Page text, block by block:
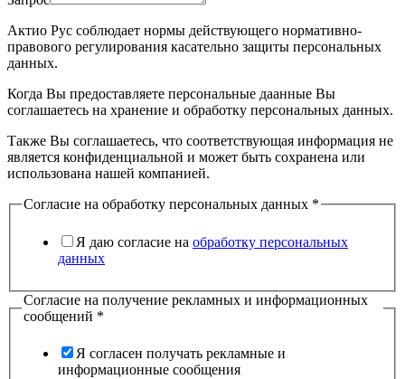
Актио Рус соблюдает нормы действующего нормативно-
правового регулирования касательно защиты персональных
данных.
Когда Вы предоставляете персональные даанные Вы
соглашаетесь на хранение и обработку персональных данных.
Также Вы соглашаетесь, что соответствующая информация не
является конфиденциальной и может быть сохранена или
использована нашей компанией.
Согласие на обработку персональных данных *
Я даю согласие на обработку персональных
данных
Согласие на получение рекламных и информационных
сообщений *
Я согласен получать рекламные и
информационные сообщения